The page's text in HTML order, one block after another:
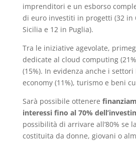
imprenditori e un esborso
di euro investiti in progetti (32 in
Sicilia e 12 in Puglia).
Tra le iniziative agevolate,
dedicate al cloud computing
(15%). In evidenza anche i settori
economy (11%), turismo e beni
Sarà possibile ottenere
interessi fino al 70%
possibilità di arrivare all’80% se
costituita da donne, giovani o